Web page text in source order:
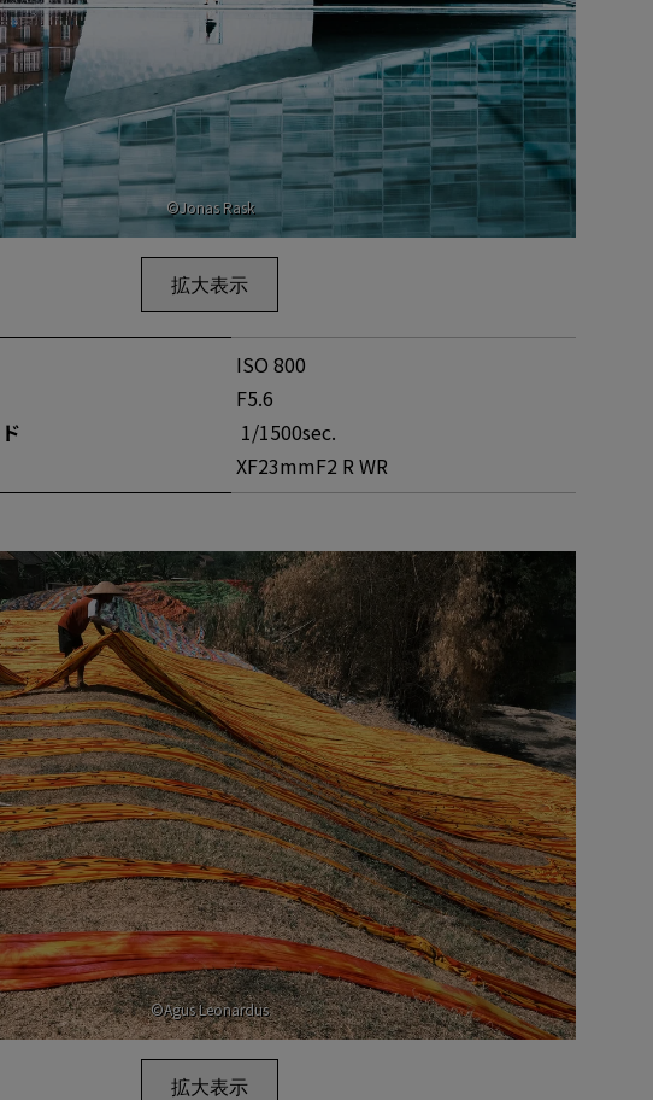
©Jonas Rask
拡大表示
ド
ISO 800
F5.6
1/1500sec.
XF23mmF2 R WR
©Agus Leonardus
拡大表示